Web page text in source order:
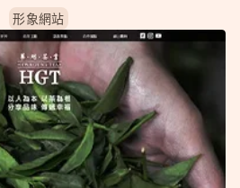
形象網站